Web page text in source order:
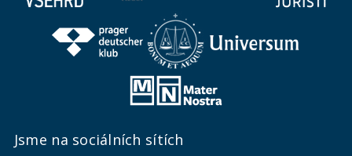
Jsme na sociálních sítích